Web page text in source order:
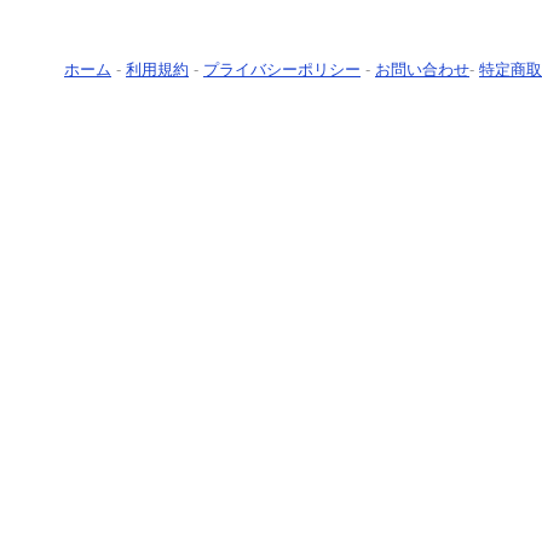
ホーム - 利用規約 - プライバシーポリシー - お問い合わせ- 特定商